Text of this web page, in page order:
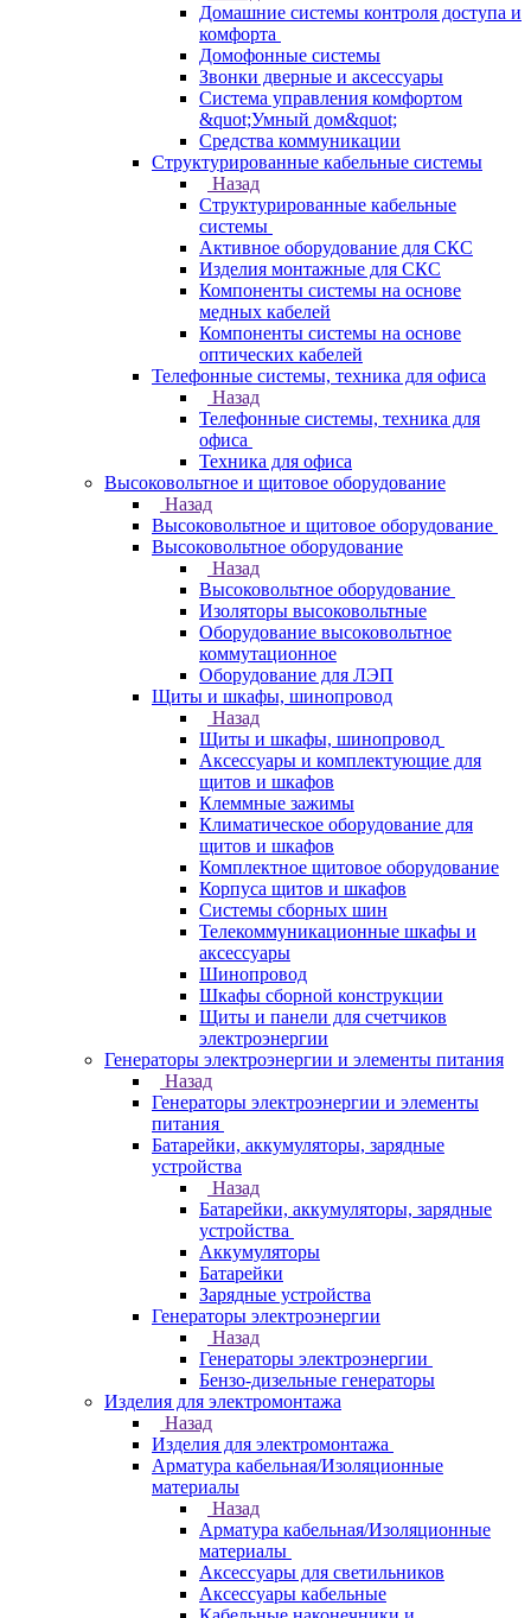
Домашние системы контроля доступа и
комфорта
Домофонные системы
Звонки дверные и аксессуары
Система управления комфортом
&quot;Умный дом&quot;
Средства коммуникации
Структурированные кабельные системы
Назад
Структурированные кабельные
системы
Активное оборудование для СКС
Изделия монтажные для СКС
Компоненты системы на основе
медных кабелей
Компоненты системы на основе
оптических кабелей
Телефонные системы, техника для офиса
Назад
Телефонные системы, техника для
офиса
Техника для офиса
Высоковольтное и щитовое оборудование
Назад
Высоковольтное и щитовое оборудование
Высоковольтное оборудование
Назад
Высоковольтное оборудование
Изоляторы высоковольтные
Оборудование высоковольтное
коммутационное
Оборудование для ЛЭП
Щиты и шкафы, шинопровод
Назад
Щиты и шкафы, шинопровод
Аксессуары и комплектующие для
щитов и шкафов
Клеммные зажимы
Климатическое оборудование для
щитов и шкафов
Комплектное щитовое оборудование
Корпуса щитов и шкафов
Системы сборных шин
Телекоммуникационные шкафы и
аксессуары
Шинопровод
Шкафы сборной конструкции
Щиты и панели для счетчиков
электроэнергии
Генераторы электроэнергии и элементы питания
Назад
Генераторы электроэнергии и элементы
питания
Батарейки, аккумуляторы, зарядные
устройства
Назад
Батарейки, аккумуляторы, зарядные
устройства
Аккумуляторы
Батарейки
Зарядные устройства
Генераторы электроэнергии
Назад
Генераторы электроэнергии
Бензо-дизельные генераторы
Изделия для электромонтажа
Назад
Изделия для электромонтажа
Арматура кабельная/Изоляционные
материалы
Назад
Арматура кабельная/Изоляционные
материалы
Аксессуары для светильников
Аксессуары кабельные